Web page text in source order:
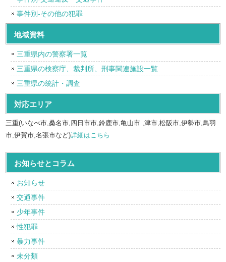
事件別-その他の犯罪
地域資料
三重県内の警察署一覧
三重県の検察庁、裁判所、刑事関連施設一覧
三重県の統計・調査
対応エリア
三重(いなべ市,桑名市,四日市市,鈴鹿市,亀山市 ,津市,松阪市,伊勢市,鳥羽
市,伊賀市,名張市など)詳細はこちら
お知らせとコラム
お知らせ
交通事件
少年事件
性犯罪
暴力事件
未分類